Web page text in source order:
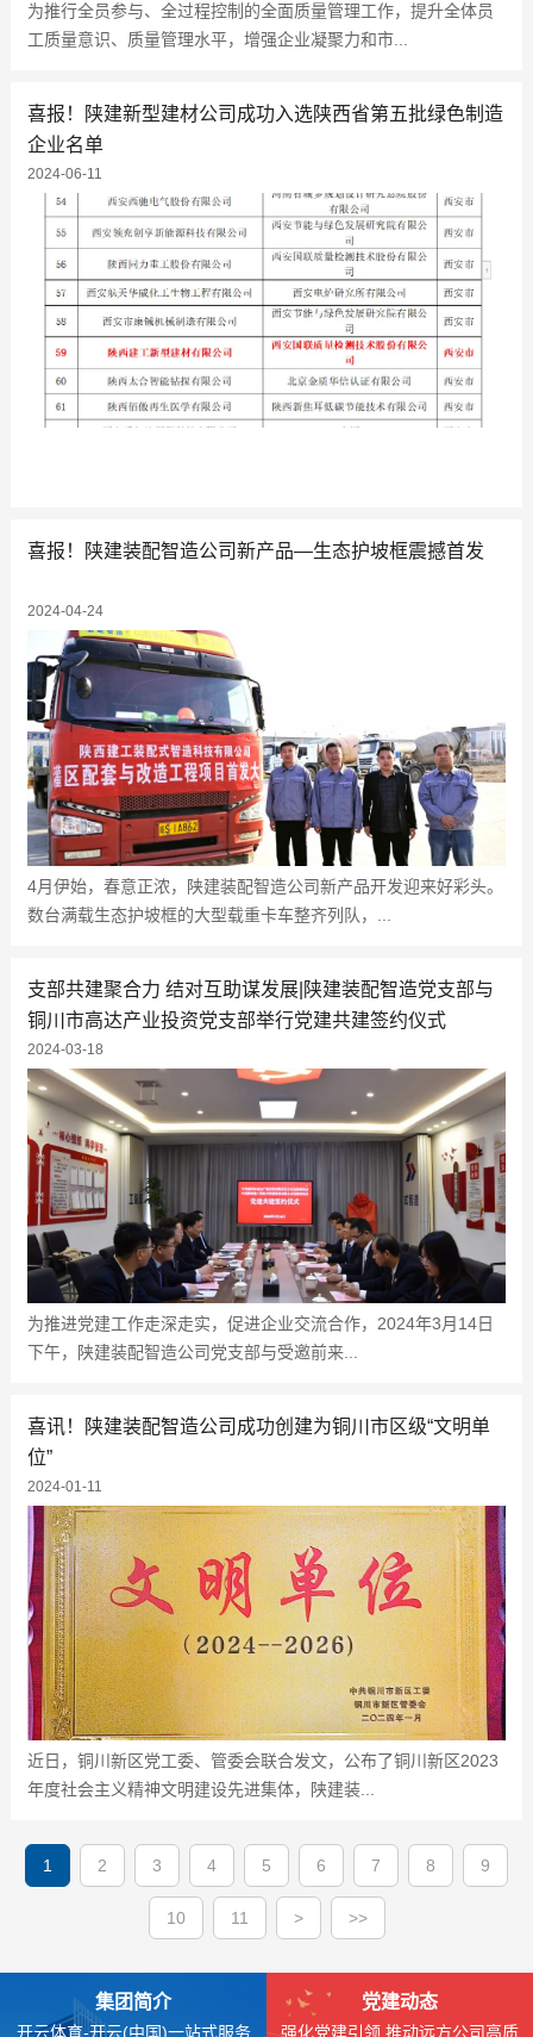
为推行全员参与、全过程控制的全面质量管理工作，提升全体员
工质量意识、质量管理水平，增强企业凝聚力和市...
喜报！陕建新型建材公司成功入选陕西省第五批绿色制造
企业名单
2024-06-11
喜报！陕建装配智造公司新产品—生态护坡框震撼首发
2024-04-24
4月伊始，春意正浓，陕建装配智造公司新产品开发迎来好彩头。
数台满载生态护坡框的大型载重卡车整齐列队，...
支部共建聚合力 结对互助谋发展|陕建装配智造党支部与
铜川市高达产业投资党支部举行党建共建签约仪式
2024-03-18
为推进党建工作走深走实，促进企业交流合作，2024年3月14日
下午，陕建装配智造公司党支部与受邀前来...
喜讯！陕建装配智造公司成功创建为铜川市区级“文明单
位”
2024-01-11
近日，铜川新区党工委、管委会联合发文，公布了铜川新区2023
年度社会主义精神文明建设先进集体，陕建装...
1 2 3 4 5 6 7 8 9
10 11 > >>
集团简介
开云体育-开云(中国)一站式服务
党建动态
强化党建引领 推动远方公司高质